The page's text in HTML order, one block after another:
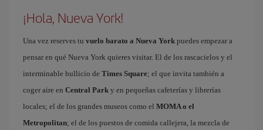
¡Hola, Nueva York!
Una vez reserves tu vuelo barato a Nueva York puedes empezar a
pensar en qué Nueva York quieres visitar. El de los rascacielos y el
interminable bullicio de Times Square; el que invita también a
coger aire en Central Park y en pequeñas cafeterías y librerías
locales; el de los grandes museos como el MOMA o el
Metropolitan; el de los puestos de comida callejera, la mezcla de